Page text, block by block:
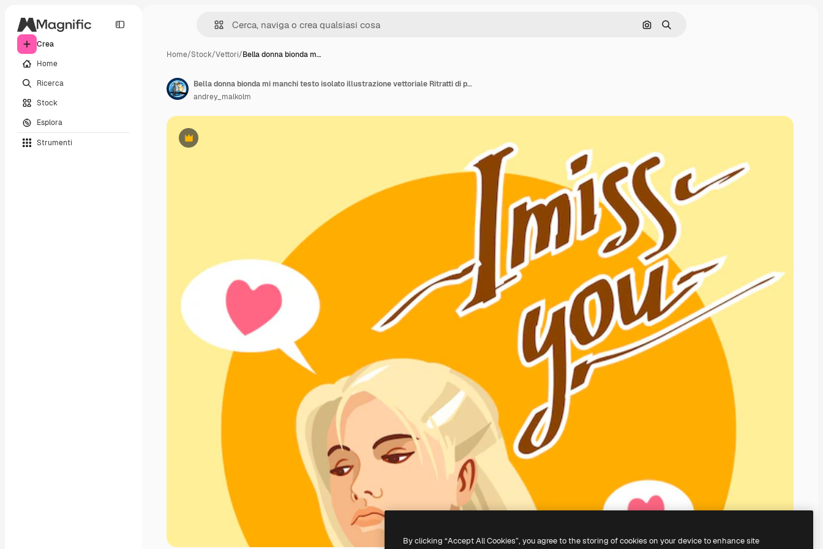
Crea
Home
Ricerca
Stock
Esplora
Strumenti
Cerca per immagine
Ricerca
Home/Stock/Vettori/Bella donna bionda m…
Premium
Bella donna bionda mi manchi testo isolato illustrazione vettoriale Ritratti di personaggi in colori vivaci
andrey_malkolm
By clicking “Accept All Cookies”, you agree to the storing of cookies on your device to enhance site